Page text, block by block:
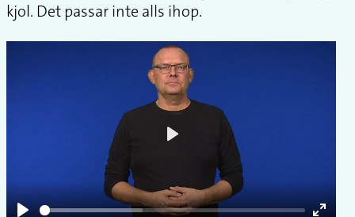
kjol. Det passar inte alls ihop.